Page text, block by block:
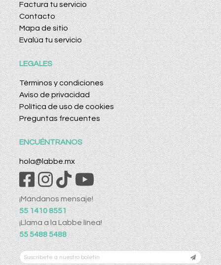
Factura tu servicio
Contacto
Mapa de sitio
Evalúa tu servicio
LEGALES
Términos y condiciones
Aviso de privacidad
Política de uso de cookies
Preguntas frecuentes
ENCUÉNTRANOS
hola@labbe.mx
¡Mándanos mensaje!
55 1410 8551
¡Llama a la Labbe línea!
55 5488 5488